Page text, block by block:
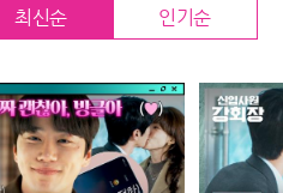
최신순 인기순